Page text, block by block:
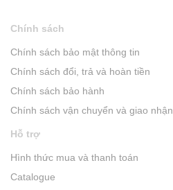
Chính sách
Chính sách bảo mật thông tin
Chính sách đổi, trả và hoàn tiền
Chính sách bảo hành
Chính sách vận chuyển và giao nhận
Hỗ trợ
Hình thức mua và thanh toán
Catalogue